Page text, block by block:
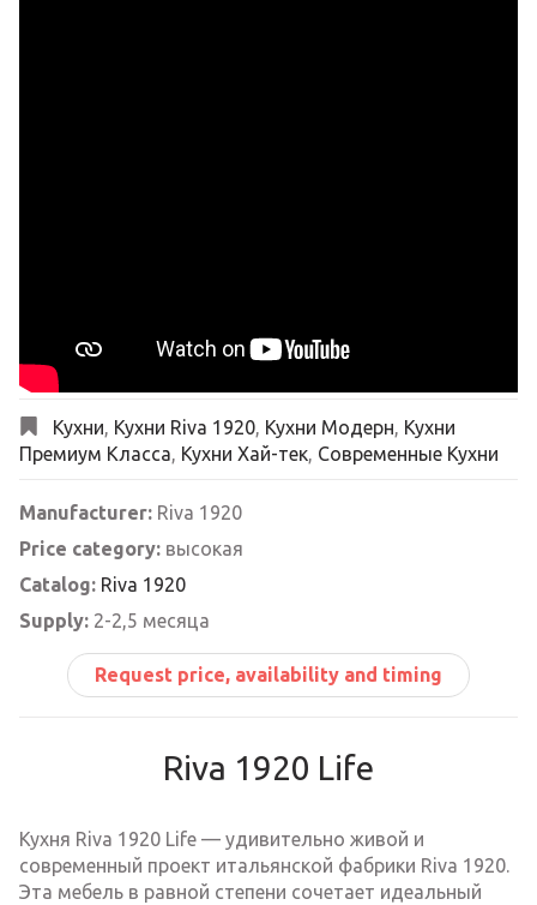
Кухни, Кухни Riva 1920, Кухни Модерн, Кухни
Премиум Класса, Кухни Хай-тек, Современные Кухни
Manufacturer: Riva 1920
Price category: высокая
Catalog: Riva 1920
Supply: 2-2,5 месяца
Request price, availability and timing
Riva 1920 Life
Кухня Riva 1920 Life — удивительно живой и
современный проект итальянской фабрики Riva 1920.
Эта мебель в равной степени сочетает идеальный